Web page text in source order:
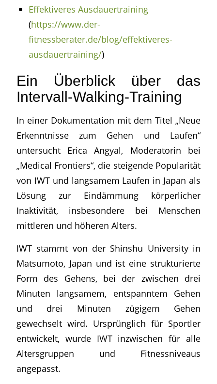
Effektiveres Ausdauertraining
(https://www.der-
fitnessberater.de/blog/effektiveres-
ausdauertraining/)
Ein Überblick über das
Intervall-Walking-Training
In einer Dokumentation mit dem Titel „Neue
Erkenntnisse zum Gehen und Laufen“
untersucht Erica Angyal, Moderatorin bei
„Medical Frontiers“, die steigende Popularität
von IWT und langsamem Laufen in Japan als
Lösung zur Eindämmung körperlicher
Inaktivität, insbesondere bei Menschen
mittleren und höheren Alters.
IWT stammt von der Shinshu University in
Matsumoto, Japan und ist eine strukturierte
Form des Gehens, bei der zwischen drei
Minuten langsamem, entspanntem Gehen
und drei Minuten zügigem Gehen
gewechselt wird. Ursprünglich für Sportler
entwickelt, wurde IWT inzwischen für alle
Altersgruppen und Fitnessniveaus
angepasst.